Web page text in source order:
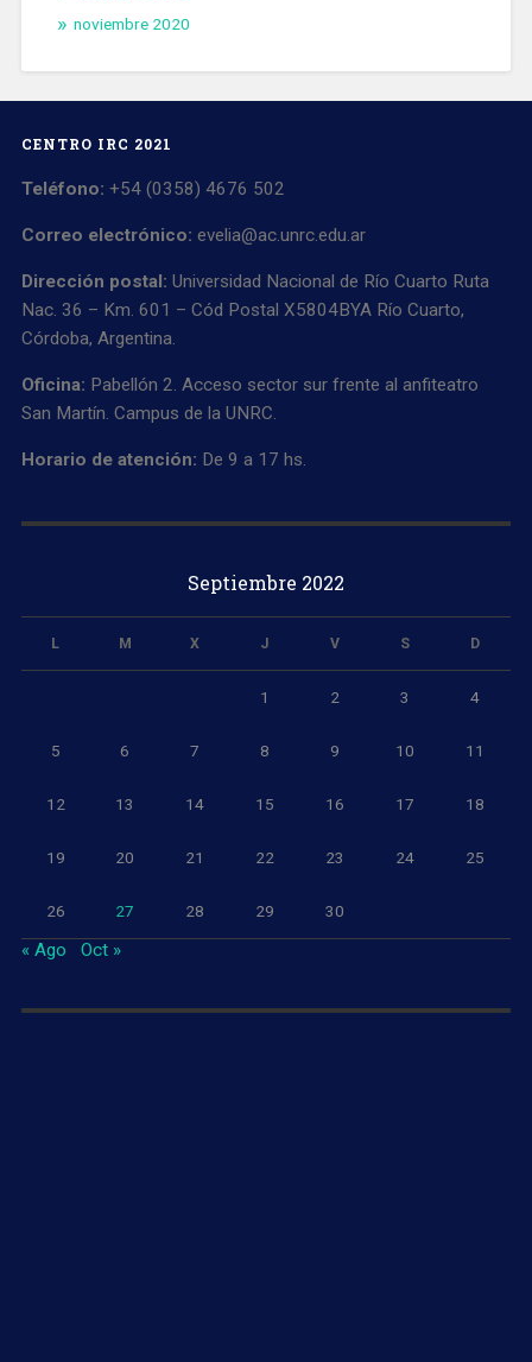
noviembre 2020
CENTRO IRC 2021
Teléfono: +54 (0358) 4676 502
Correo electrónico: evelia@ac.unrc.edu.ar
Dirección postal: Universidad Nacional de Río Cuarto Ruta
Nac. 36 – Km. 601 – Cód Postal X5804BYA Río Cuarto,
Córdoba, Argentina.
Oficina: Pabellón 2. Acceso sector sur frente al anfiteatro
San Martín. Campus de la UNRC.
Horario de atención: De 9 a 17 hs.
Septiembre 2022
L M X J V S D
1 2 3 4
5 6 7 8 9 10 11
12 13 14 15 16 17 18
19 20 21 22 23 24 25
26 27 28 29 30
« Ago Oct »